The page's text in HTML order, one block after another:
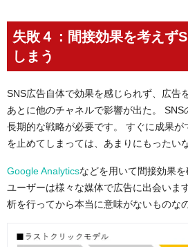
失敗４：間接効果を考えず
しまう
SNS広告自体で効果を感じられず、広告
あとに他のチャネルで影響が出た。 SNS
長期的な戦略が必要です。 すぐに成果が
を止めてしまっては、あまりにもったい
Google Analyticsなどを用いて間接効果を
ユーザーは様々な媒体で広告に出会いま
析を行ってから本当に意味がないものな